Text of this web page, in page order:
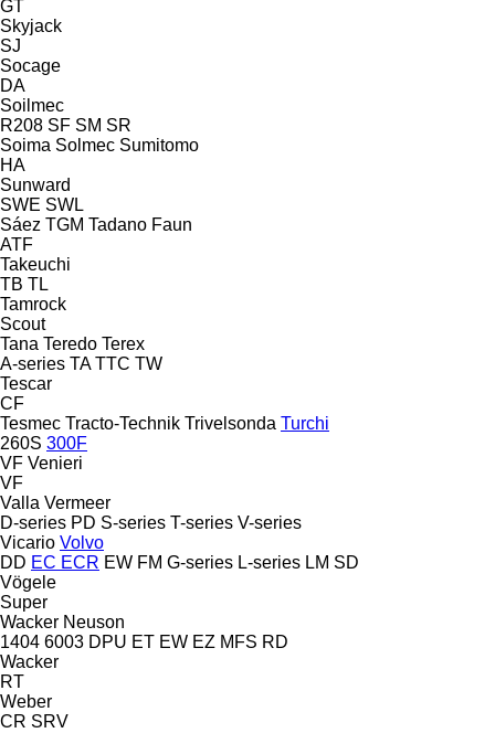
GT
Skyjack
SJ
Socage
DA
Soilmec
R208 SF SM SR
Soima Solmec Sumitomo
HA
Sunward
SWE SWL
Sáez TGM Tadano Faun
ATF
Takeuchi
TB TL
Tamrock
Scout
Tana Teredo Terex
A-series TA TTC TW
Tescar
CF
Tesmec Tracto-Technik Trivelsonda Turchi
260S 300F
VF Venieri
VF
Valla Vermeer
D-series PD S-series T-series V-series
Vicario Volvo
DD EC ECR EW FM G-series L-series LM SD
Vögele
Super
Wacker Neuson
1404 6003 DPU ET EW EZ MFS RD
Wacker
RT
Weber
CR SRV